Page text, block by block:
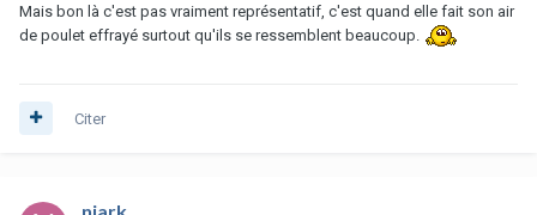
Mais bon là c'est pas vraiment représentatif, c'est quand elle fait son air
de poulet effrayé surtout qu'ils se ressemblent beaucoup.
Citer